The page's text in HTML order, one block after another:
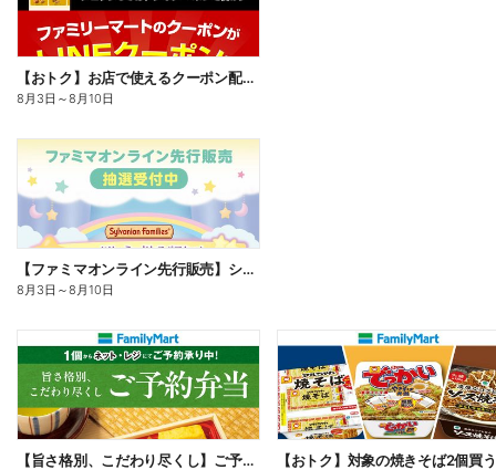
【おトク】お店で使えるクーポン配信中
8月3日 ～8月10日
【ファミマオンライン先行販売】シルバニアファミリー
8月3日 ～8月10日
【旨さ格別、こだわり尽くし】ご予約弁当